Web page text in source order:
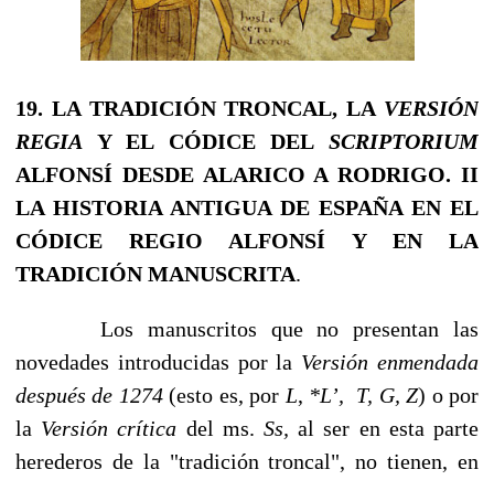
19. LA TRADICIÓN TRONCAL, LA VERSIÓN
REGIA Y EL CÓDICE DELSCRIPTORIUM
ALFONSÍ DESDE ALARICO A RODRIGO. II
LA HISTORIA ANTIGUA DE ESPAÑA EN EL
CÓDICE REGIO ALFONSÍ Y EN LA
TRADICIÓN MANUSCRITA.
Los manuscritos que no presentan las
novedades introducidas por la Versión enmen­dada
después de 1274(esto es, por L, *L’, T, G, Z) o por
la Versión crítica del ms.Ss,al ser en esta parte
herederos de la "tradición troncal", no tienen, en